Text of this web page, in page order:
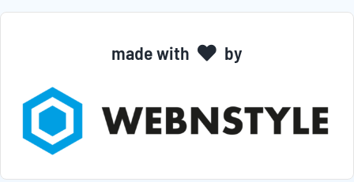
made with by